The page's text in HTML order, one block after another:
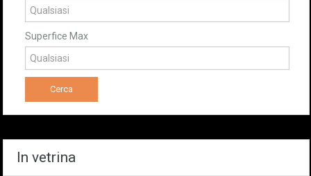
Superfice Max
In vetrina